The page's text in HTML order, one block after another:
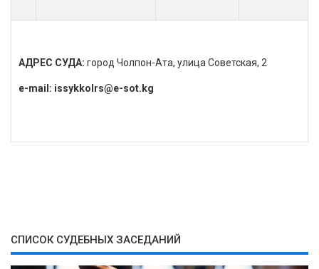
АДРЕС СУДА: город Чолпон-Ата, улица Советская, 2
e-mail: issykkolrs@e-sot.kg
СПИСОК СУДЕБНЫХ ЗАСЕДАНИЙ